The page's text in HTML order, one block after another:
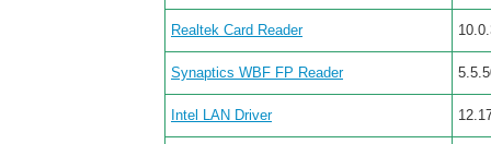
Realtek Card Reader
Synaptics WBF FP Reader
Intel LAN Driver